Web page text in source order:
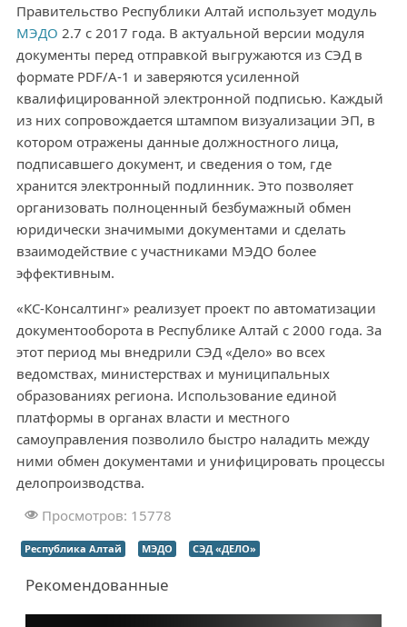
Правительство Республики Алтай использует модуль
МЭДО 2.7 с 2017 года. В актуальной версии модуля
документы перед отправкой выгружаются из СЭД в
формате PDF/A-1 и заверяются усиленной
квалифицированной электронной подписью. Каждый
из них сопровождается штампом визуализации ЭП, в
котором отражены данные должностного лица,
подписавшего документ, и сведения о том, где
хранится электронный подлинник. Это позволяет
организовать полноценный безбумажный обмен
юридически значимыми документами и сделать
взаимодействие с участниками МЭДО более
эффективным.
«КС-Консалтинг» реализует проект по автоматизации
документооборота в Республике Алтай с 2000 года. За
этот период мы внедрили СЭД «Дело» во всех
ведомствах, министерствах и муниципальных
образованиях региона. Использование единой
платформы в органах власти и местного
самоуправления позволило быстро наладить между
ними обмен документами и унифицировать процессы
делопроизводства.
Просмотров: 15778
Республика Алтай МЭДО СЭД «ДЕЛО»
Рекомендованные